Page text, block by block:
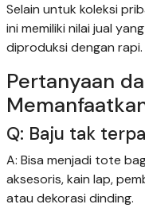
Selain untuk koleksi
ini memiliki nilai jual
diproduksi dengan rapi.
Pertanyaan
Q: Baju tak
A: Bisa menjadi tote
aksesoris, kain lap,
atau dekorasi dinding.